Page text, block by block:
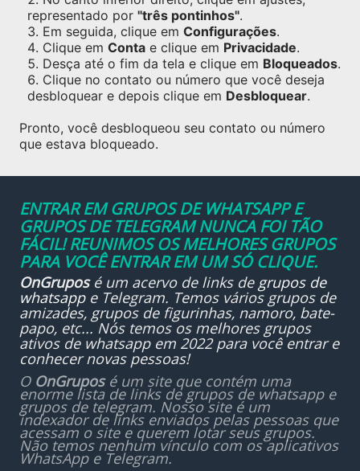
representado por "três pontinhos".
Em seguida, clique em Configurações.
Clique em Conta e clique em Privacidade.
Desça até o fim da tela e clique em Bloqueados.
Clique no contato ou número que você deseja
desbloquear e depois clique em Desbloquear.
Pronto, você desbloqueou seu contato ou número
que estava bloqueado.
ENTRAR EM GRUPOS DE WHATSAPP E
GRUPOS DE TELEGRAM NUNCA FOI TÃO
FÁCIL! REUNIMOS OS MELHORES GRUPOS
PARA VOCÊ ENTRAR EM UM SÓ CLIQUE.
OnGruposé um acervo de links de grupos de
whatsappe Telegram. Temos vários grupos de
amizades, grupos de figurinhas, namoro, bate-
papo, etc... Nós temos os melhores grupos
ativos de whatsapp em 2022 para você entrar e
conhecer novas pessoas!
O OnGruposé um site que contém uma
enorme lista de links de grupos de whatsapp e
grupos de telegram. Nosso site é um
indexador de links enviados pelas pessoas que
acessam o site e querem lotar seus grupos.
Não temos nenhum vínculo com os aplicativos
WhatsApp e Telegram.